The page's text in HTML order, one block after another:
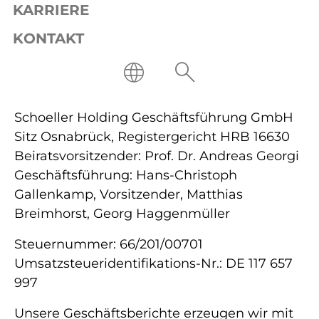
KARRIERE
KONTAKT
ausschließlich über
Stellen
Dank!)
Sitz Osnabrück, Registergericht HRA 5121
Schoeller Holding Geschäftsführung GmbH
Sitz Osnabrück, Registergericht HRB 16630
Beiratsvorsitzender: Prof. Dr. Andreas Georgi
Geschäftsführung: Hans-Christoph
Gallenkamp, Vorsitzender, Matthias
Breimhorst, Georg Haggenmüller
Steuernummer: 66/201/00701
Umsatzsteueridentifikations-Nr.: DE 117 657
997
Unsere Geschäftsberichte erzeugen wir mit